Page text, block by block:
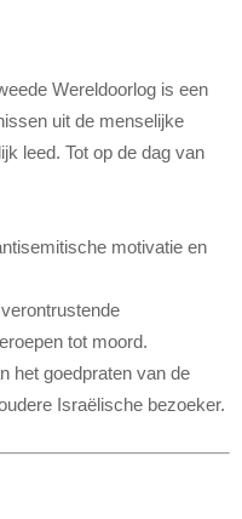
Wereldoorlog is een
uit de menselijke
leed. Tot op de dag van
motivatie en
tot moord.
het goedpraten van de
Israëlische bezoeker.